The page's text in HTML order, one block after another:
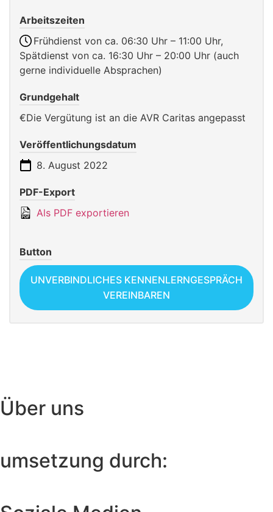
Arbeitszeiten
Frühdienst von ca. 06:30 Uhr – 11:00 Uhr,
Spätdienst von ca. 16:30 Uhr – 20:00 Uhr (auch
gerne individuelle Absprachen)
Grundgehalt
€Die Vergütung ist an die AVR Caritas angepasst
Veröffentlichungsdatum
8. August 2022
PDF-Export
Als PDF exportieren
Button
UNVERBINDLICHES KENNENLERNGESPRÄCH
VEREINBAREN
Über uns
umsetzung durch: